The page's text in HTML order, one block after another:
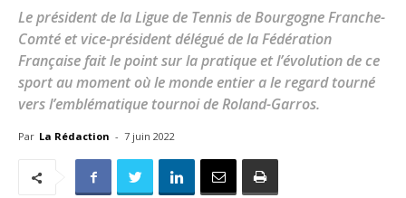
Le président de la Ligue de Tennis de Bourgogne Franche-
Comté et vice-président délégué de la Fédération
Française fait le point sur la pratique et l’évolution de ce
sport au moment où le monde entier a le regard tourné
vers l’emblématique tournoi de Roland-Garros.
Par La Rédaction - 7 juin 2022